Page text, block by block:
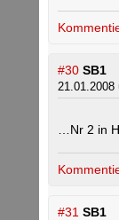
#30 SB1
21.01.2008
…Nr 2 in
#31 SB1